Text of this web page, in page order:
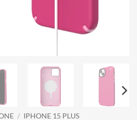
/ IPHONE 15 PLUS